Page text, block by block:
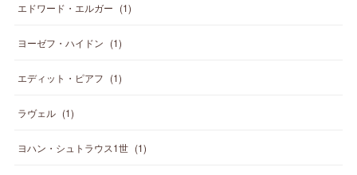
エドワード・エルガー (1)
ヨーゼフ・ハイドン (1)
エディット・ピアフ (1)
ラヴェル (1)
ヨハン・シュトラウス1世 (1)